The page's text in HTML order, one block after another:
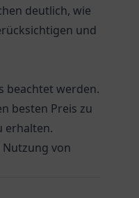
deutlich, wie
und
beachtet werden.
besten Preis zu
erhalten.
Nutzung von